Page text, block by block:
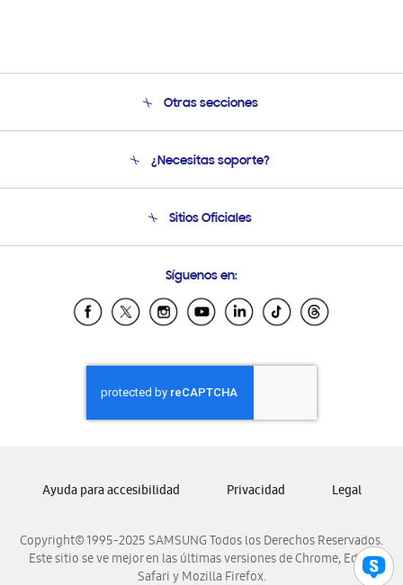
Otras secciones
Soporte
Condiciones de Compra
¿Necesitas soporte?
Soporte vía eMail
Sitios Oficiales
Samsung Ecuador
Samsung El Salvador
Samsung Honduras
Samsung Nicaragua
Samsung Panamá
Samsung Venezuela
Síguenos en:
Copyright© 1995-2025 SAMSUNG Todos los Derechos Reservados.
Este sitio se ve mejor en las últimas versiones de Chrome, Edge,
Safari y Mozilla Firefox.
Ayuda para accesibilidad Privacidad Legal